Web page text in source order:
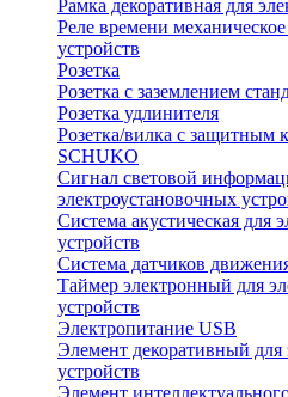
Рамка декоративная для
Реле времени
устройств
Розетка
Розетка с заземлением
Розетка удлинителя
Розетка/вилка с защитным
SCHUKO
Сигнал световой
электроустановочных
Система акустическая для
устройств
Система датчиков
Таймер электронный для
устройств
Электропитание USB
Элемент декоративный для
устройств
Элемент